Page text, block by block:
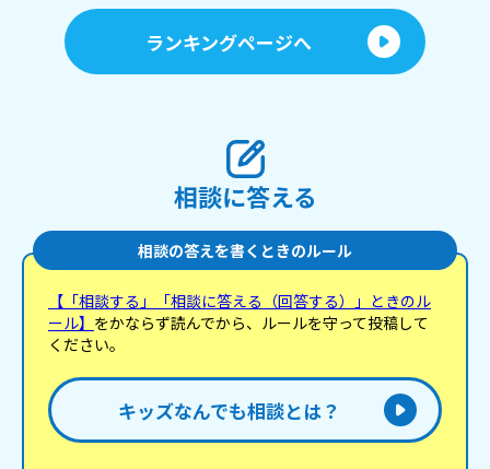
ランキングページへ
相談に答える
相談の答えを書くときのルール
【「相談する」「相談に答える（回答する）」ときのル
ール】 をかならず読んでから、ルールを守って投稿して
ください。
キッズなんでも相談とは？